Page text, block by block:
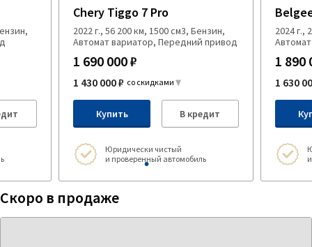
Chery Tiggo 7 Pro
2022 г., 56 200 км, 1500 см3, Бензин,
Автомат вариатор, Передний привод
1 690 000 ₽
1 430 000 ₽ со скидками
Купить В кредит
Юридически чистый
и проверенный автомобиль
2024 г.,
1 890
1 630
Скоро в продаже